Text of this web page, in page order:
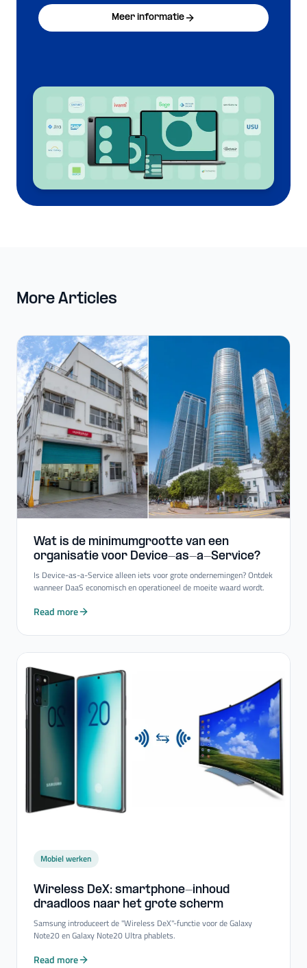
Meer informatie
More Articles
Wat is de minimumgrootte van een
organisatie voor Device-​as-​a-​Service?
Is Device-as-a-Service alleen iets voor grote ondernemingen? Ontdek
wanneer DaaS economisch en operationeel de moeite waard wordt.
Read more
Mobiel werken
Wireless DeX: smartphone-​inhoud
draadloos naar het grote scherm
Samsung introduceert de "Wireless DeX"-functie voor de Galaxy
Note20 en Galaxy Note20 Ultra phablets.
Read more